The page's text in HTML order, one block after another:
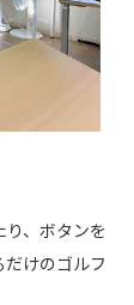
、ボタンを
けのゴルフ